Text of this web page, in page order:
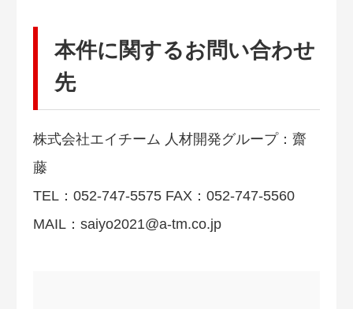
本件に関するお問い合わせ
先
株式会社エイチーム 人材開発グループ：齋
藤
TEL：052-747-5575 FAX：052-747-5560
MAIL： saiyo2021@a-tm.co.jp